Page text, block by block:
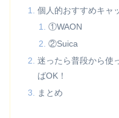
個人的おすすめキャ
①WAON
②Suica
迷ったら普段から使
ばOK！
まとめ